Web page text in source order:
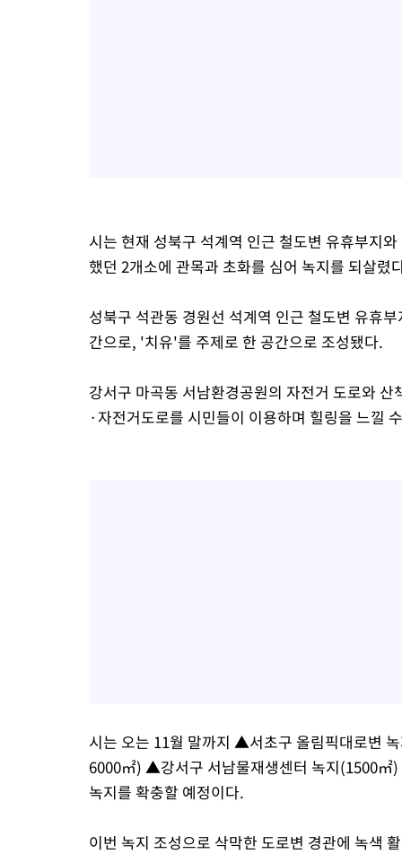
시는 현재 성북구 석계역 인근 철도변 유휴부지
했던 2개소에 관목과 초화를 심어 녹지를 되살렸
성북구 석관동 경원선 석계역 인근 철도변 유휴
간으로, '치유'를 주제로 한 공간으로 조성됐다.
강서구 마곡동 서남환경공원의 자전거 도로와
·자전거도로를 시민들이 이용하며 힐링을 느낄
시는 오는 11월 말까지 ▲서초구 올림픽대로변
6000㎡) ▲강서구 서남물재생센터 녹지(1500
녹지를 확충할 예정이다.
이번 녹지 조성으로 삭막한 도로변 경관에 녹색